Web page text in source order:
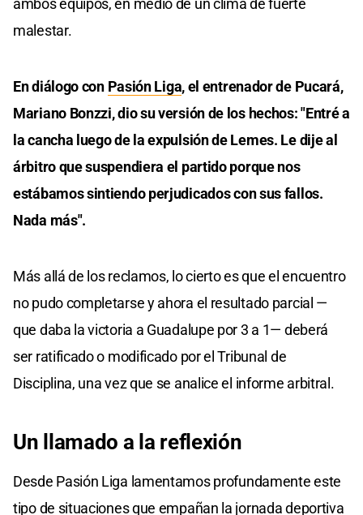
ambos equipos, en medio de un clima de fuerte
malestar.
En diálogo con Pasión Liga, el entrenador de Pucará,
Mariano Bonzzi, dio su versión de los hechos: "Entré a
la cancha luego de la expulsión de Lemes. Le dije al
árbitro que suspendiera el partido porque nos
estábamos sintiendo perjudicados con sus fallos.
Nada más".
Más allá de los reclamos, lo cierto es que el encuentro
no pudo completarse y ahora el resultado parcial —
que daba la victoria a Guadalupe por 3 a 1— deberá
ser ratificado o modificado por el Tribunal de
Disciplina, una vez que se analice el informe arbitral.
Un llamado a la reflexión
Desde Pasión Liga lamentamos profundamente este
tipo de situaciones que empañan la jornada deportiva